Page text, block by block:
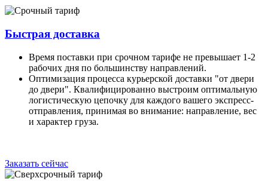
Быстрая доставка
Время поставки при срочном тарифе не превышает 1-2
рабочих дня по большинству направлений.
Оптимизация процесса курьерской доставки "от двери
до двери". Квалифицированно выстроим оптимальную
логистическую цепочку для каждого вашего экспресс-
отправления, принимая во внимание: направление, вес
и характер груза.
Заказать сейчас